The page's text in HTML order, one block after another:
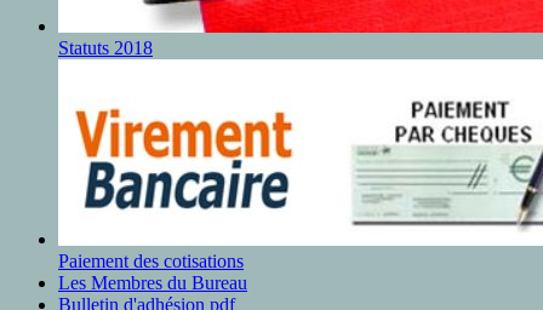
Statuts 2018
Paiement des cotisations
Les Membres du Bureau
Bulletin d'adhésion pdf